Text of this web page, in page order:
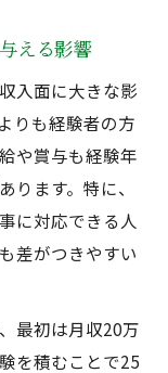
える影響
入面に大きな影
りも経験者の方
や賞与も経験年
ます。特に、
に対応できる人
差がつきやすい
最初は月収20万
を積むことで25